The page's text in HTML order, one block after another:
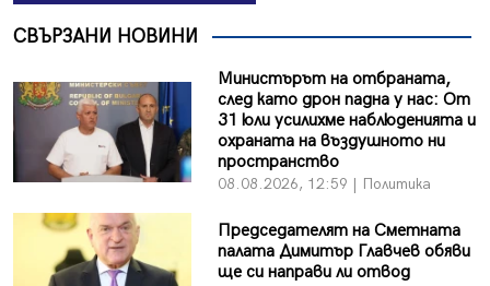
СВЪРЗАНИ НОВИНИ
Министърът на отбраната,
след като дрон падна у нас: От
31 юли усилихме наблюденията и
охраната на въздушното ни
пространство
08.08.2026, 12:59 | Политика
Председателят на Сметната
палата Димитър Главчев обяви
ще си направи ли отвод